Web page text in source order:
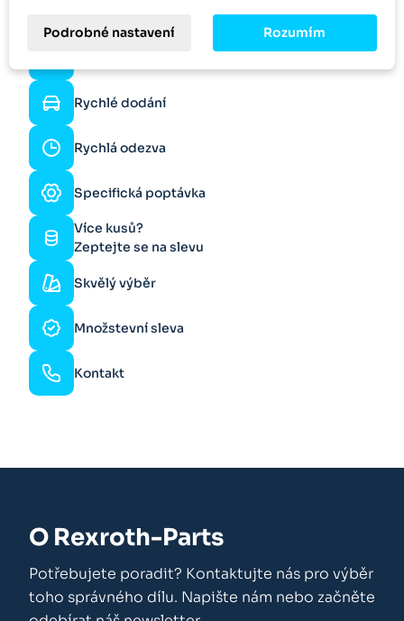
Rychlé dodání
Rychlá odezva
Specifická poptávka
Více kusů?
Zeptejte se na slevu
Skvělý výběr
Množstevní sleva
Kontakt
O Rexroth-Parts
Potřebujete poradit? Kontaktujte nás pro výběr
toho správného dílu. Napište nám nebo začněte
Podrobné nastavení Rozumím